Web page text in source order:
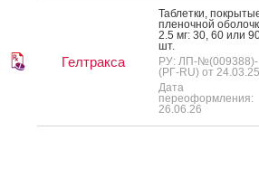
Гелтракса
Таб­летки,
пле­ноч­ной
2.5 мг: 30, 60 или
шт.
РУ: ЛП-№(009388)-
(РГ-RU) от 24.03.25
Дата
переоформления:
26.06.26